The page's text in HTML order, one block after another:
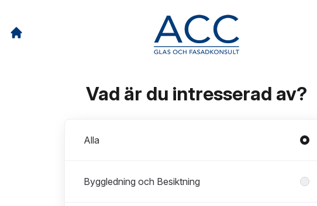
Vad är du intresserad av?
Alla
Byggledning och Besiktning